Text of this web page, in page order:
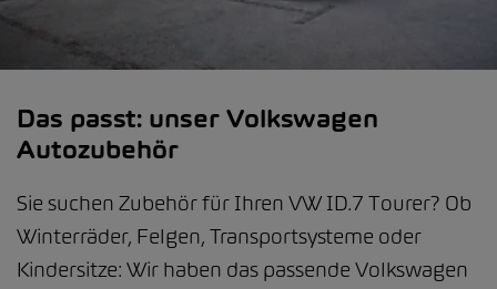
Das passt: unser Volkswagen
Autozubehör
Sie suchen Zubehör für Ihren VW ID.7 Tourer? Ob
Winterräder, Felgen, Transportsysteme oder
Kindersitze: Wir haben das passende Volkswagen